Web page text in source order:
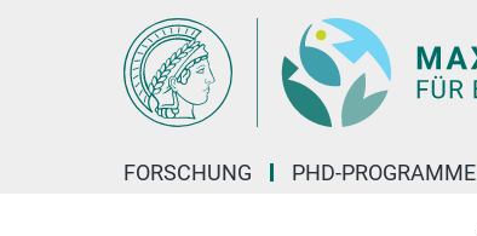
FORSCHUNG PHD-PROGRAMME